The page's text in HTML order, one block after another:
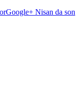
Google+ Nisan da son